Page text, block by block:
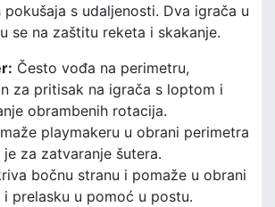
pokušaja s udaljenosti. Dva igrača u
se na zaštitu reketa i skakanje.
Često vođa na perimetru,
za pritisak na igrača s loptom i
obrambenih rotacija.
playmakeru u obrani perimetra
je za zatvaranje šutera.
bočnu stranu i pomaže u obrani
i prelasku u pomoć u postu.